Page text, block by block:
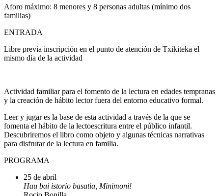
Aforo máximo: 8 menores y 8 personas adultas (mínimo dos
familias)
ENTRADA
Libre previa inscripción en el punto de atención de Txikiteka el
mismo día de la actividad
Actividad familiar para el fomento de la lectura en edades tempranas
y la creación de hábito lector fuera del entorno educativo formal.
Leer y jugar es la base de esta actividad a través de la que se
fomenta el hábito de la lectoescritura entre el público infantil.
Descubriremos el libro como objeto y algunas técnicas narrativas
para disfrutar de la lectura en familia.
PROGRAMA
25 de abril
Hau bai istorio basatia, Minimoni!